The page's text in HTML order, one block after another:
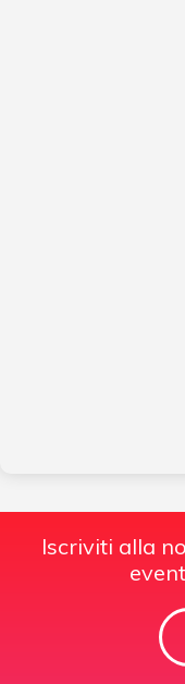
Iscriviti alla